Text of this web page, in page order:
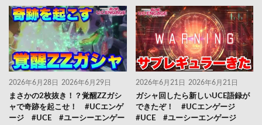
2026年6月28日 2026年6月29日
まさかの2枚抜き！？覚醒ZZガシ
ャで奇跡を起こせ！ #UCエンゲ
ージ #UCE #ユーシーエンゲー
2026年6月21日 2026年6月21日
ガシャ回したら新しいUCE語録が
できたぞ！ #UCエンゲージ
#UCE #ユーシーエンゲージ